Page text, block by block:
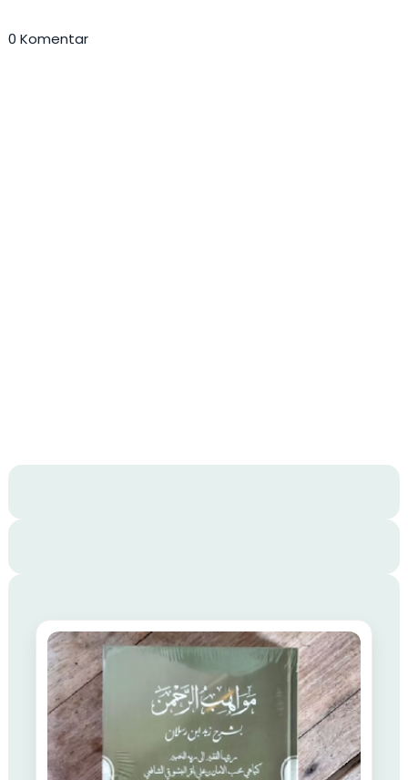
0 Komentar